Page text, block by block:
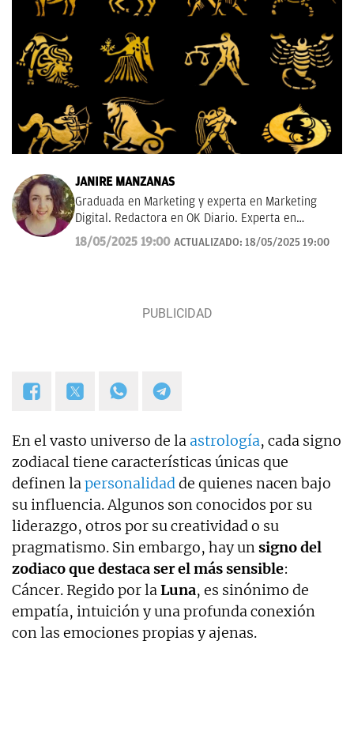
JANIRE MANZANAS
Graduada en Marketing y experta en Marketing
Digital. Redactora en OK Diario. Experta en
curiosidades, mascotas, consumo y Lotería de
Navidad.
18/05/2025 19:00 ACTUALIZADO: 18/05/2025 19:00
En el vasto universo de la astrología, cada signo
zodiacal tiene características únicas que
definen lapersonalidadde quienes nacen bajo
su influencia. Algunos son conocidos por su
liderazgo, otros por su creatividad o su
pragmatismo. Sin embargo, hay unsigno del
zodiaco que destaca ser el más sensible:
Cáncer. Regido por laLuna, es sinónimo de
empatía, intuición y una profunda conexión
con las emociones propias y ajenas.